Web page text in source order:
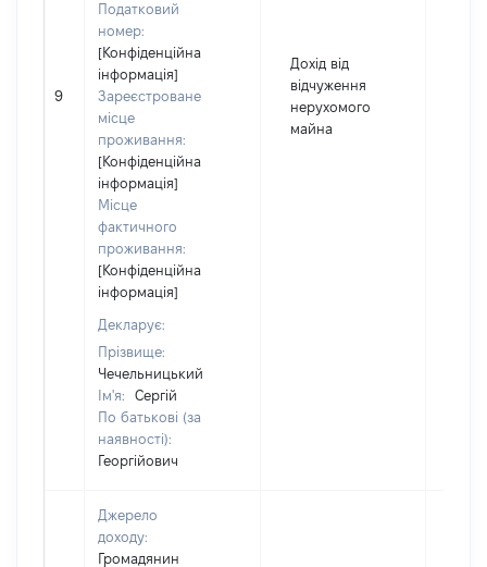
9
Податковий
номер:
[Конфіденційна
інформація]
Зареєстроване
місце
проживання:
[Конфіденційна
інформація]
Місце
фактичного
проживання:
[Конфіденційна
інформація]
Декларує:
Прізвище:
Чечельницький
Ім'я:
Сергій
По батькові (за
наявності):
Георгійович
Дохід від
відчуження
нерухомого
майна
Джерело
доходу:
Громадянин